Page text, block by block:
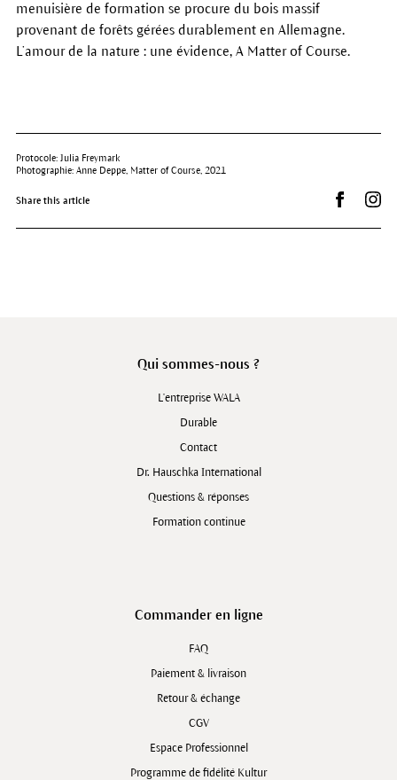
menuisière de formation se procure du bois massif
provenant de forêts gérées durablement en Allemagne.
L’amour de la nature : une évidence, A Matter of Course.
Protocole: Julia Freymark
Photographie: Anne Deppe, Matter of Course, 2021
Share this article Partager
Qui sommes-nous ?
L'entreprise WALA
Durable
Contact
Dr. Hauschka International
Questions & réponses
Formation continue
Commander en ligne
FAQ
Paiement & livraison
Retour & échange
CGV
Espace Professionnel
Programme de fidélité Kultur